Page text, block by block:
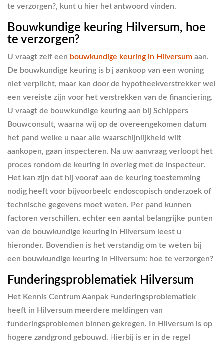
te verzorgen?, kunt u hier het antwoord vinden.
Bouwkundige keuring Hilversum, hoe
te verzorgen?
U vraagt zelf een bouwkundige keuring in Hilversum aan.
De bouwkundige keuring is bij aankoop van een woning
niet verplicht, maar kan door de hypotheekverstrekker wel
een vereiste zijn voor het verstrekken van de financiering.
U vraagt de bouwkundige keuring aan bij Schippers
Bouwconsult, waarna wij op de overeengekomen datum
het pand welke u naar alle waarschijnlijkheid wilt
aankopen, gaan inspecteren. Na uw aanvraag verloopt het
proces rondom de keuring in overleg met de inspecteur.
Het kan zijn dat hij vooraf aan de keuring toestemming
nodig heeft voor bijvoorbeeld endoscopisch onderzoek of
technische gegevens moet weten. Per pand kunnen
factoren verschillen, echter een aantal belangrijke punten
van de bouwkundige keuring in Hilversum leest u
hieronder. Bovendien is het verstandig om te weten bij
een bouwkundige keuring in Hilversum: hoe te verzorgen?
Funderingsproblematiek Hilversum
Het Kennis Centrum Aanpak Funderingsproblematiek
heeft in Hilversum meerdere meldingen van
funderingsproblemen binnen gekregen. In Hilversum is op
hogere zandgrond gebouwd. Hierbij is er in de regel